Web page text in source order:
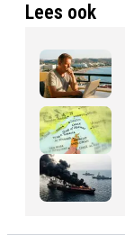
Lees ook